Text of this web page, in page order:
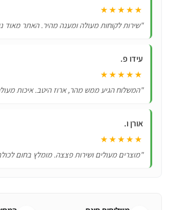
תאורת
מסך
★★★★★
"שירות לקוחות מעולה ומענה מהיר. האתר מאוד
עידו פ.
★★★★★
"המשלוח הגיע ממש מהר, ארוז היטב. איכות
אורן ו.
★★★★★
"מוצרים מעולים ושירות פצצה. מומלץ בחום